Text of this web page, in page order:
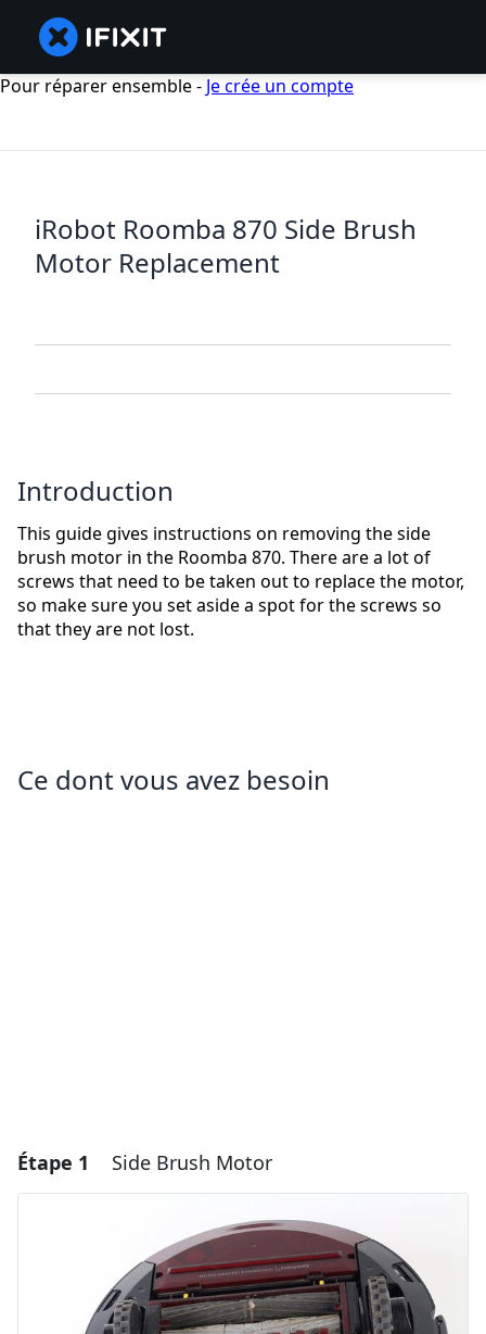
Pour réparer ensemble - Je crée un compte
iRobot Roomba 870 Side Brush
Motor Replacement
Introduction
This guide gives instructions on removing the side
brush motor in the Roomba 870. There are a lot of
screws that need to be taken out to replace the motor,
so make sure you set aside a spot for the screws so
that they are not lost.
Ce dont vous avez besoin
Étape 1 Side Brush Motor